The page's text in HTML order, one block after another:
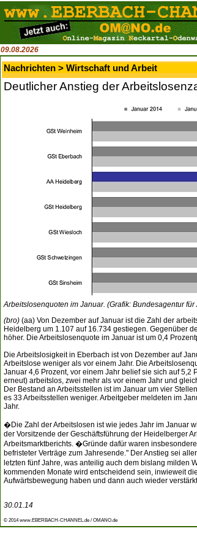
09.08.2026
Nachrichten > Wirtschaft und Arbeit
Deutlicher Anstieg der
Arbeitslosenquoten im Januar. (Grafik: Bundesagentur für
(bro) (aa) Von Dezember auf Januar ist die Zahl der
Heidelberg um 1.107 auf 16.734 gestiegen. Gegenüber
höher. Die Arbeitslosenquote im Januar ist um 0,4
Die Arbeitslosigkeit in Eberbach ist von Dezember auf
Arbeitslose weniger als vor einem Jahr. Die
Januar 4,6 Prozent, vor einem Jahr belief sie sich auf
erneut) arbeitslos, zwei mehr als vor einem Jahr und
Der Bestand an Arbeitsstellen ist im Januar um vier
es 33 Arbeitsstellen weniger. Arbeitgeber meldeten im
Jahr.
�Die Zahl der Arbeitslosen ist wie jedes Jahr im Januar
der Vorsitzende der Geschäftsführung der Heidelberger
Arbeitsmarktberichts. �Gründe dafür waren
befristeter Verträge zum Jahresende." Der Anstieg sei
letzten fünf Jahre, was anteilig auch dem bislang milden
kommenden Monate wird entscheidend sein, inwieweit
Aufwärtsbewegung haben und dann auch wieder
30.01.14
© 2014 www.EBERBACH-CHANNEL.de / OMANO.de